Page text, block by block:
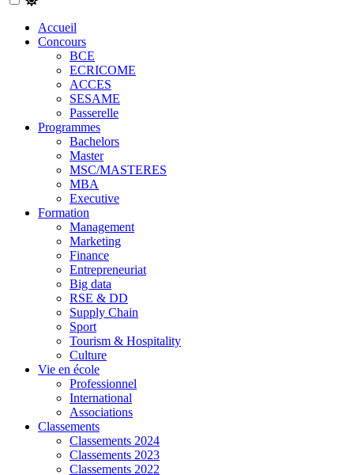
Accueil
Concours
BCE
ECRICOME
ACCES
SESAME
Passerelle
Programmes
Bachelors
Master
MSC/MASTERES
MBA
Executive
Formation
Management
Marketing
Finance
Entrepreneuriat
Big data
RSE & DD
Supply Chain
Sport
Tourism & Hospitality
Culture
Vie en école
Professionnel
International
Associations
Classements
Classements 2024
Classements 2023
Classements 2022